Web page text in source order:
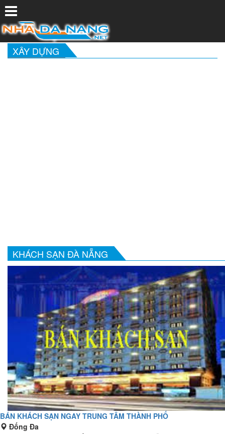
XÂY DỰNG
KHÁCH SẠN ĐÀ NẴNG
BÁN KHÁCH SẠN NGAY TRUNG TÂM THÀNH PHỐ
Đống Đa